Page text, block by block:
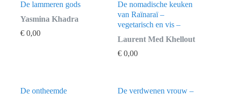
De lammeren gods
Yasmina Khadra
€ 0,00
De nomadische keuken
van Raïnaraï –
vegetarisch en vis –
Laurent Med Khellout
€ 0,00
De ontheemde
De verdwenen vrouw –